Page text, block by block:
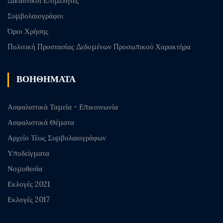
Συμβολαιογράφοι
Όροι Χρήσης
Πολιτική Προστασίας Δεδομένων Προσωπικού Χαρακτήρα
ΒΟΗΘΗΜΑΤΑ
Ασφαλιστικά Ταμεία - Επικοινωνία
Ασφαλιστικά Θέματα
Αρχείο Τέως Συμβολαιογράφων
Υποδείγματα
Νομοθεσία
Εκλογές 2021
Εκλογές 2017